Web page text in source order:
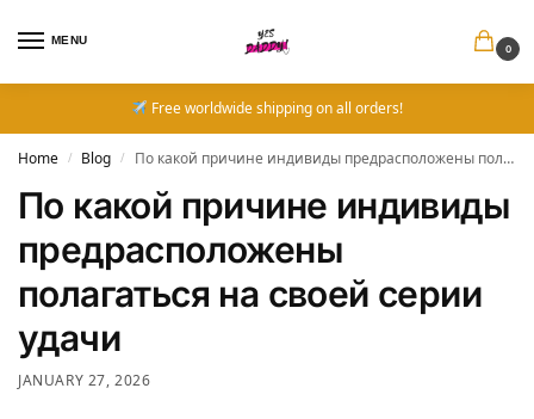
MENU
0
Free worldwide shipping on all orders!
Home / Blog / По какой причине индивиды предрасположены полагаться на своей серии удачи
По какой причине индивиды
предрасположены
полагаться на своей серии
удачи
JANUARY 27, 2026